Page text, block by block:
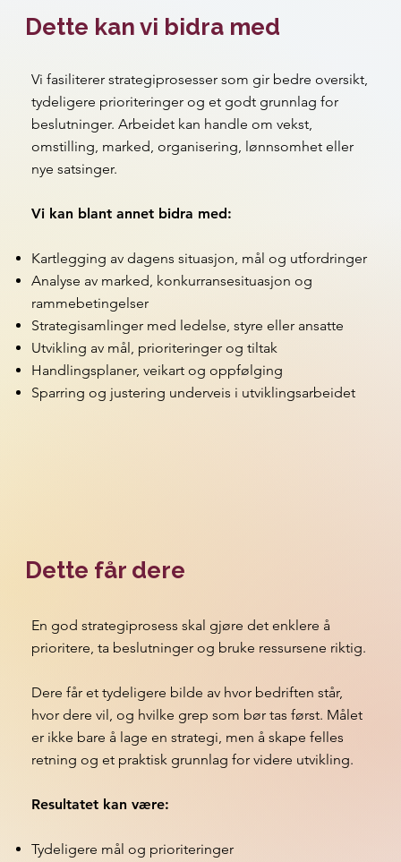
Dette kan vi bidra med
Vi fasiliterer strategiprosesser som gir bedre oversikt,
tydeligere prioriteringer og et godt grunnlag for
beslutninger. Arbeidet kan handle om vekst,
omstilling, marked, organisering, lønnsomhet eller
nye satsinger.
Vi kan blant annet bidra med:
Kartlegging av dagens situasjon, mål og utfordringer
Analyse av marked, konkurransesituasjon og
rammebetingelser
Strategisamlinger med ledelse, styre eller ansatte
Utvikling av mål, prioriteringer og tiltak
Handlingsplaner, veikart og oppfølging
Sparring og justering underveis i utviklingsarbeidet
Dette får dere
En god strategiprosess skal gjøre det enklere å
prioritere, ta beslutninger og bruke ressursene riktig.
Dere får et tydeligere bilde av hvor bedriften står,
hvor dere vil, og hvilke grep som bør tas først. Målet
er ikke bare å lage en strategi, men å skape felles
retning og et praktisk grunnlag for videre utvikling.
Resultatet kan være:
Tydeligere mål og prioriteringer